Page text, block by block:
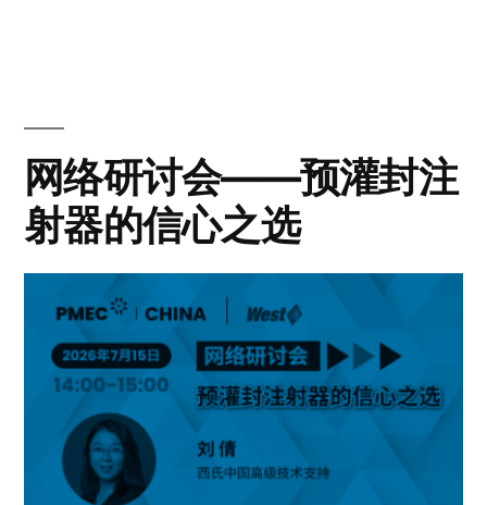
网络研讨会——预灌封注
射器的信心之选